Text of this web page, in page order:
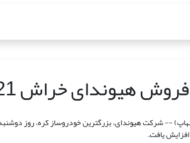
فروش هیوندای خراش 21 pct
یافت.